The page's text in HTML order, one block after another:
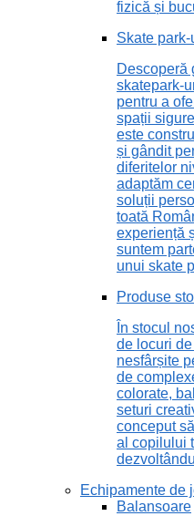
fizică și
Skate park-
Descoperă
skatepark-
pentru a
spații
este
și gândit
diferitelor
adaptăm
soluții
toată
experiență
suntem
unui skate
Produse
În stocul
de locuri
nesfârșite
de
colorate,
seturi
conceput
al copilului
Echipamente de
Balansoare